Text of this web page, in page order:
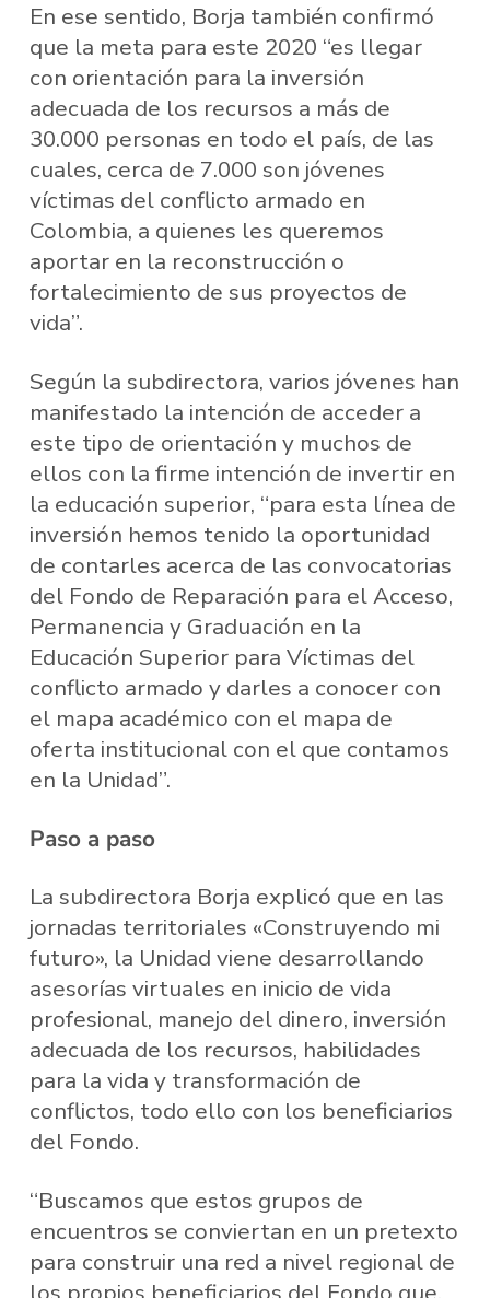
En ese sentido, Borja también confirmó
que la meta para este 2020 “es llegar
con orientación para la inversión
adecuada de los recursos a más de
30.000 personas en todo el país, de las
cuales, cerca de 7.000 son jóvenes
víctimas del conflicto armado en
Colombia, a quienes les queremos
aportar en la reconstrucción o
fortalecimiento de sus proyectos de
vida”.
Según la subdirectora, varios jóvenes han
manifestado la intención de acceder a
este tipo de orientación y muchos de
ellos con la firme intención de invertir en
la educación superior, “para esta línea de
inversión hemos tenido la oportunidad
de contarles acerca de las convocatorias
del Fondo de Reparación para el Acceso,
Permanencia y Graduación en la
Educación Superior para Víctimas del
conflicto armado y darles a conocer con
el mapa académico con el mapa de
oferta institucional con el que contamos
en la Unidad”.
Paso a paso
La subdirectora Borja explicó que en las
jornadas territoriales «Construyendo mi
futuro», la Unidad viene desarrollando
asesorías virtuales en inicio de vida
profesional, manejo del dinero, inversión
adecuada de los recursos, habilidades
para la vida y transformación de
conflictos, todo ello con los beneficiarios
del Fondo.
“Buscamos que estos grupos de
encuentros se conviertan en un pretexto
para construir una red a nivel regional de